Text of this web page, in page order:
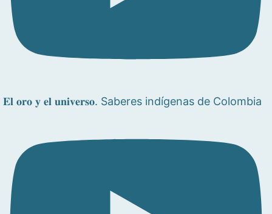
𝐄𝐥 𝐨𝐫𝐨 𝐲 𝐞𝐥 𝐮𝐧𝐢𝐯𝐞𝐫𝐬𝐨. Saberes indígenas de Colombia